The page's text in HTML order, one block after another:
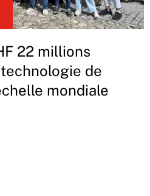
22 millions
de
mondiale